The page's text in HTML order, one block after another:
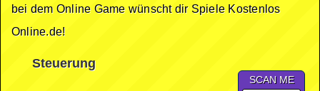
bei dem Online Game wünscht dir Spiele Kostenlos
Online.de!
Steuerung
SCAN ME